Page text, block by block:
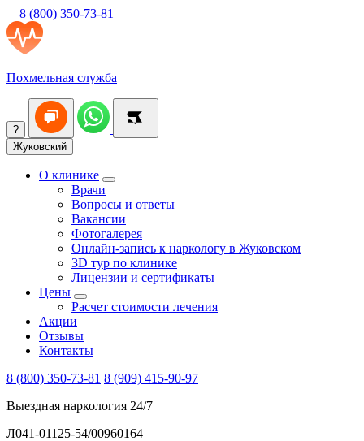
8 (800) 350-73-81
Похмельная служба
?
Жуковский
О клинике
Врачи
Вопросы и ответы
Вакансии
Фотогалерея
Онлайн-запись к наркологу в Жуковском
3D тур по клинике
Лицензии и сертификаты
Цены
Расчет стоимости лечения
Акции
Отзывы
Контакты
8 (800) 350-73-81 8 (909) 415-90-97
Выездная наркология 24/7
Л041-01125-54/00960164